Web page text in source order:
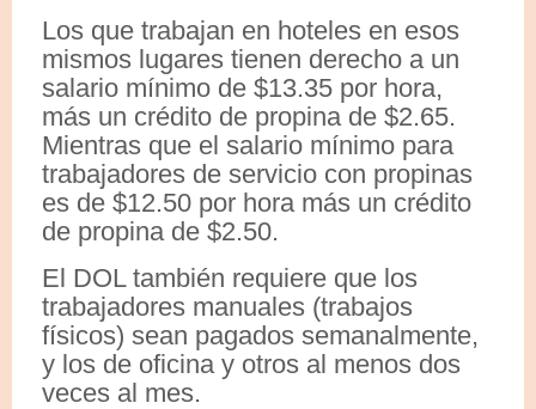
Los que trabajan en hoteles en esos
mismos lugares tienen derecho a un
salario mínimo de $13.35 por hora,
más un crédito de propina de $2.65.
Mientras que el salario mínimo para
trabajadores de servicio con propinas
es de $12.50 por hora más un crédito
de propina de $2.50.
El DOL también requiere que los
trabajadores manuales (trabajos
físicos) sean pagados semanalmente,
y los de oficina y otros al menos dos
veces al mes.